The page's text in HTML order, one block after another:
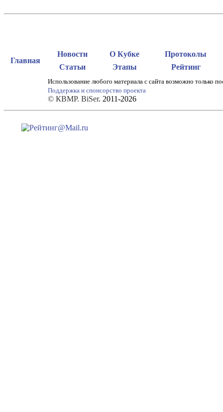
Главная
Новости О Кубке
Протоколы
Статьи
Этапы Рейтинг
Использование любого материала с сайта возможно только
Поддержка и спонсорство проекта
© КВМР. BiSer. 2011-2026